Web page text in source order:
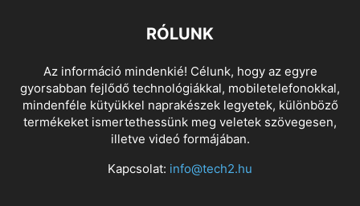
RÓLUNK
Az információ mindenkié! Célunk, hogy az egyre
gyorsabban fejlődő technológiákkal, mobiletelefonokkal,
mindenféle kütyükkel naprakészek legyetek, különböző
termékeket ismertethessünk meg veletek szövegesen,
illetve videó formájában.
Kapcsolat: info@tech2.hu